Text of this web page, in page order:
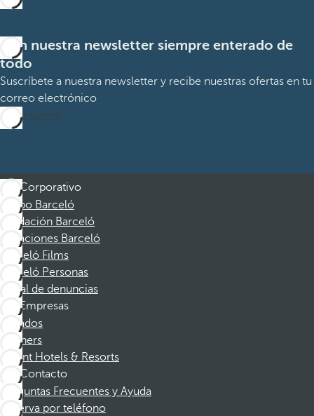
Con nuestra newsletter siempre enterado de
todo
Suscríbete a nuestra newsletter y recibe nuestras ofertas en tu
correo electrónico
Suscribirme
Corporativo
Grupo Barceló
Fundación Barceló
Vacaciones Barceló
Barceló Films
Barceló Personas
Canal de denuncias
Empresas
Afiliados
Partners
Dorint Hotels & Resorts
Contacto
Preguntas Frecuentes y Ayuda
Reserva por teléfono